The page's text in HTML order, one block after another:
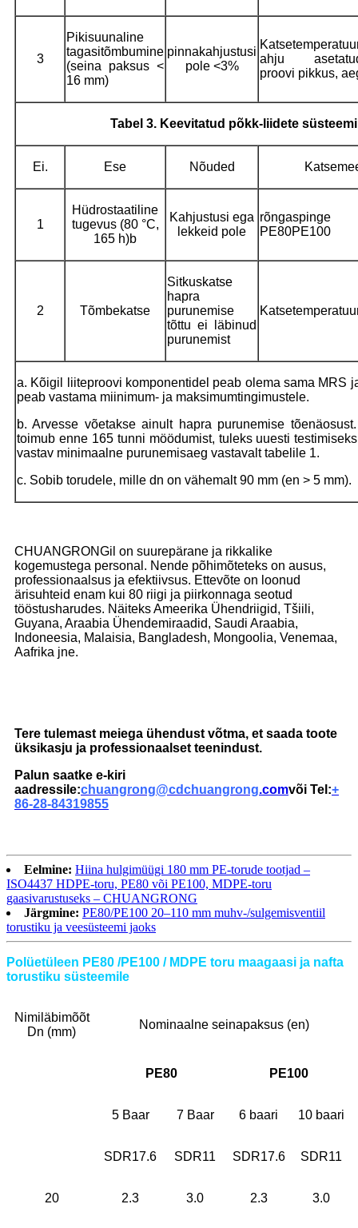
3
Pikisuunaline
tagasitõmbumine
(seina paksus <
16 mm)
pinnakahjustusi
pole <3%
ahju
proovi pikkus,
Tabel 3. Keevitatud põkk-liidete
Ei. Ese Nõuded
1
Hüdrostaatiline
tugevus (80 °C,
165 h)b
Kahjustusi ega
lekkeid pole
rõngaspinge
PE80PE100
2 Tõmbekatse
Sitkuskatse
hapra
purunemise
tõttu ei läbinud
purunemist
a. Kõigil liiteproovi komponentidel peab olema sama MRS
peab vastama miinimum- ja maksimumtingimustele.
b. Arvesse võetakse ainult hapra purunemise
toimub enne 165 tunni möödumist, tuleks uuesti
vastav minimaalne purunemisaeg vastavalt tabelile 1.
c. Sobib torudele, mille dn on vähemalt 90 mm (en > 5 mm).
CHUANGRONGil on suurepärane ja rikkalike
kogemustega personal. Nende põhimõteteks on ausus,
professionaalsus ja efektiivsus. Ettevõte on loonud
ärisuhteid enam kui 80 riigi ja piirkonnaga seotud
tööstusharudes. Näiteks Ameerika Ühendriigid, Tšiili,
Guyana, Araabia Ühendemiraadid, Saudi Araabia,
Indoneesia, Malaisia, Bangladesh, Mongoolia, Venemaa,
Aafrika jne.
Tere tulemast meiega ühendust võtma, et saada toote
üksikasju ja professionaalset teenindust.
Palun saatke e-kiri
aadressile:chuangrong@cdchuangrong.comvõi Tel:+
86-28-84319855
Eelmine: Hiina hulgimüügi 180 mm PE-torude tootjad –
ISO4437 HDPE-toru, PE80 või PE100, MDPE-toru
gaasivarustuseks – CHUANGRONG
Järgmine: PE80/PE100 20–110 mm muhv-/sulgemisventiil
torustiku ja veesüsteemi jaoks
Polüetüleen PE80 /PE100 / MDPE toru maagaasi ja nafta
torustiku süsteemile
Nimiläbimõõt
Dn (mm)
Nominaalne seinapaksus (en)
PE80 PE100
5 Baar 7 Baar 6 baari 10 baari
SDR17.6 SDR11 SDR17.6 SDR11
20 2.3 3.0 2.3 3.0